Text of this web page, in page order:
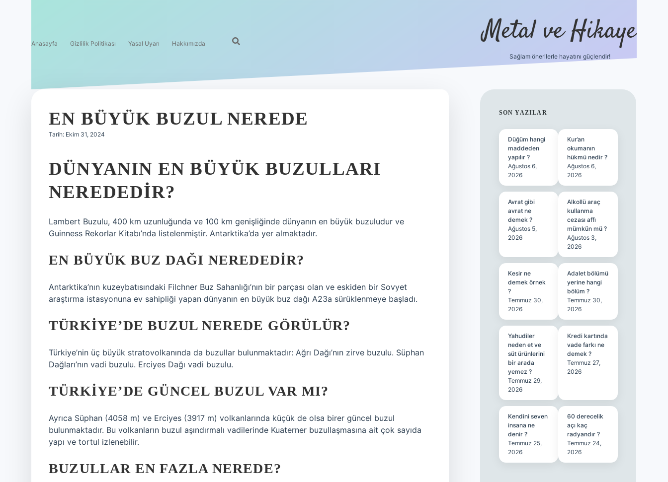
Anasayfa Gizlilik Politikası Yasal Uyarı Hakkımızda Metal ve Hikaye
Sağlam önerilerle hayatını güçlendir!
EN BÜYÜK BUZUL NEREDE
Tarih: Ekim 31, 2024
DÜNYANIN EN BÜYÜK BUZULLARI
NEREDEDIR?
Lambert Buzulu, 400 km uzunluğunda ve 100 km genişliğinde dünyanın en büyük buzuludur ve
Guinness Rekorlar Kitabı’nda listelenmiştir. Antarktika’da yer almaktadır.
EN BÜYÜK BUZ DAĞI NEREDEDIR?
Antarktika’nın kuzeybatısındaki Filchner Buz Sahanlığı’nın bir parçası olan ve eskiden bir Sovyet
araştırma istasyonuna ev sahipliği yapan dünyanın en büyük buz dağı A23a sürüklenmeye başladı.
TÜRKIYE’DE BUZUL NEREDE GÖRÜLÜR?
Türkiye’nin üç büyük stratovolkanında da buzullar bulunmaktadır: Ağrı Dağı’nın zirve buzulu. Süphan
Dağları’nın vadi buzulu. Erciyes Dağı vadi buzulu.
TÜRKIYE’DE GÜNCEL BUZUL VAR MI?
Ayrıca Süphan (4058 m) ve Erciyes (3917 m) volkanlarında küçük de olsa birer güncel buzul
bulunmaktadır. Bu volkanların buzul aşındırmalı vadilerinde Kuaterner buzullaşmasına ait çok sayıda
yapı ve tortul izlenebilir.
BUZULLAR EN FAZLA NEREDE?
SIDEBAR
SON YAZILAR
Düğüm hangi
maddeden
yapılır ?
Ağustos 6,
2026
Kur’an
okumanın
hükmü nedir ?
Ağustos 6,
2026
Avrat gibi
avrat ne
demek ?
Ağustos 5,
2026
Alkollü araç
kullanma
cezası affı
mümkün mü ?
Ağustos 3,
2026
Kesir ne
demek örnek
?
Temmuz 30,
2026
Adalet bölümü
yerine hangi
bölüm ?
Temmuz 30,
2026
Yahudiler
neden et ve
süt ürünlerini
bir arada
yemez ?
Temmuz 29,
2026
Kredi kartında
vade farkı ne
demek ?
Temmuz 27,
2026
Kendini seven
insana ne
denir ?
Temmuz 25,
2026
60 derecelik
açı kaç
radyandır ?
Temmuz 24,
2026
https://betci.co/famecasino güncel giriş vdcasino güncel giriş